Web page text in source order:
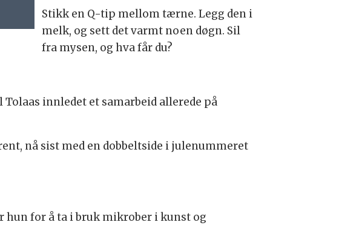
Stikk en Q-tip mellom tærne. Legg den i
melk, og sett det varmt noen døgn. Sil
fra mysen, og hva får du?
innledet et samarbeid allerede på
nå sist med en dobbeltside i julenummeret
hun for å ta i bruk mikrober i kunst og